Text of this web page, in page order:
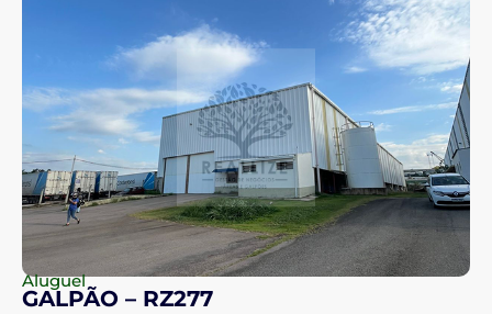
Aluguel
GALPÃO – RZ277